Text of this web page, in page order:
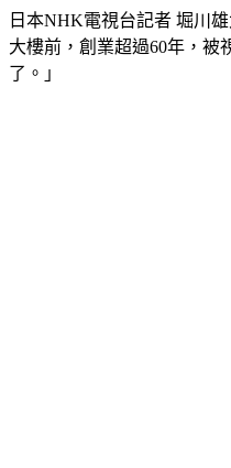
大樓前，創業超過60年，
了。」